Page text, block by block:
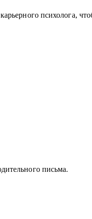
психолога,
письма.